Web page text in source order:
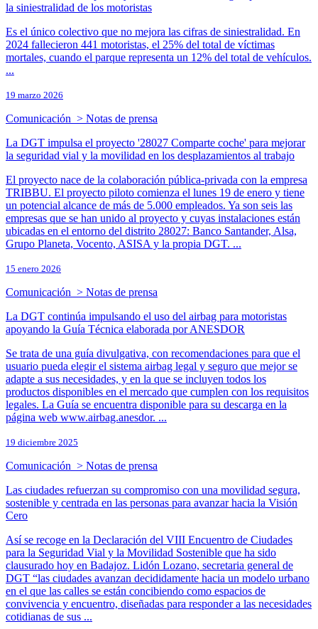
la siniestralidad de los motoristas
Es el único colectivo que no mejora las cifras de siniestralidad. En
2024 fallecieron 441 motoristas, el 25% del total de víctimas
mortales, cuando el parque representa un 12% del total de vehículos.
...
19 marzo 2026
Comunicación > Notas de prensa
La DGT impulsa el proyecto '28027 Comparte coche' para mejorar
la seguridad vial y la movilidad en los desplazamientos al trabajo
El proyecto nace de la colaboración pública-privada con la empresa
TRIBBU. El proyecto piloto comienza el lunes 19 de enero y tiene
un potencial alcance de más de 5.000 empleados. Ya son seis las
empresas que se han unido al proyecto y cuyas instalaciones están
ubicadas en el entorno del distrito 28027: Banco Santander, Alsa,
Grupo Planeta, Vocento, ASISA y la propia DGT. ...
15 enero 2026
Comunicación > Notas de prensa
La DGT continúa impulsando el uso del airbag para motoristas
apoyando la Guía Técnica elaborada por ANESDOR
Se trata de una guía divulgativa, con recomendaciones para que el
usuario pueda elegir el sistema airbag legal y seguro que mejor se
adapte a sus necesidades, y en la que se incluyen todos los
productos disponibles en el mercado que cumplen con los requisitos
legales. La Guía se encuentra disponible para su descarga en la
página web www.airbag.anesdor. ...
19 diciembre 2025
Comunicación > Notas de prensa
Las ciudades refuerzan su compromiso con una movilidad segura,
sostenible y centrada en las personas para avanzar hacia la Visión
Cero
Así se recoge en la Declaración del VIII Encuentro de Ciudades
para la Seguridad Vial y la Movilidad Sostenible que ha sido
clausurado hoy en Badajoz. Lidón Lozano, secretaria general de
DGT “las ciudades avanzan decididamente hacia un modelo urbano
en el que las calles se están concibiendo como espacios de
convivencia y encuentro, diseñadas para responder a las necesidades
cotidianas de sus ...